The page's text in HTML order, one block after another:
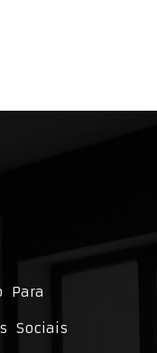
Para
Sociais